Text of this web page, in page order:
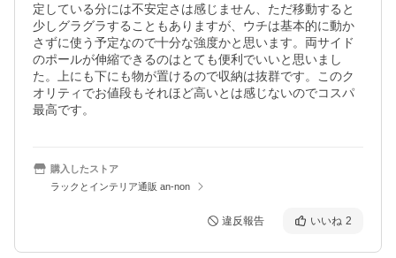
定している分には不安定さは感じません、ただ移動すると
少しグラグラすることもありますが、ウチは基本的に動か
さずに使う予定なので十分な強度かと思います。両サイド
のポールが伸縮できるのはとても便利でいいと思いまし
た。上にも下にも物が置けるので収納は抜群です。このク
オリティでお値段もそれほど高いとは感じないのでコスパ
最高です。
購入したストア
ラックとインテリア通販 an-non
違反報告 いいね 2